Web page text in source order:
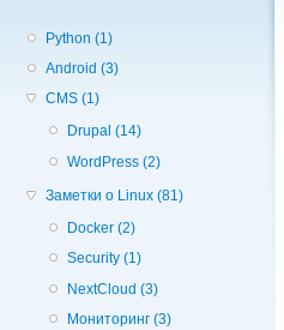
Python (1)
Android (3)
CMS (1)
Drupal (14)
WordPress (2)
Заметки о Linux (81)
Docker (2)
Security (1)
NextCloud (3)
Мониторинг (3)